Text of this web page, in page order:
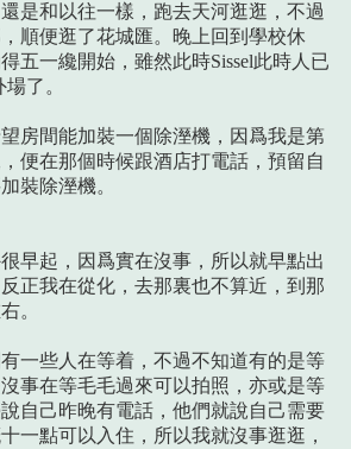
是和以往一樣，跑去天河逛逛，不過
順便逛了花城匯。晚上回到學校休
五一纔開始，雖然此時Sissel此時人已
了。
房間能加裝一個除溼機，因爲我是第
便在那個時候跟酒店打電話，預留自
裝除溼機。
早起，因爲實在沒事，所以就早點出
正我在從化，去那裏也不算近，到那
。
一些人在等着，不過不知道有的是等
事在等毛毛過來可以拍照，亦或是等
自己昨晚有電話，他們就說自己需要
一點可以入住，所以我就沒事逛逛，